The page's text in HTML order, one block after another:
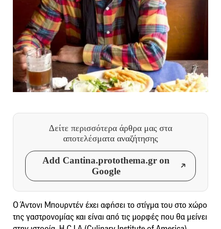
Δείτε περισσότερα άρθρα μας στα
αποτελέσματα αναζήτησης
Add Cantina.protothema.gr on
Google
Ο Άντονι Μπουρντέν έχει αφήσει το στίγμα του στο χώρο
της γαστρονομίας και είναι από τις μορφές που θα μείνει